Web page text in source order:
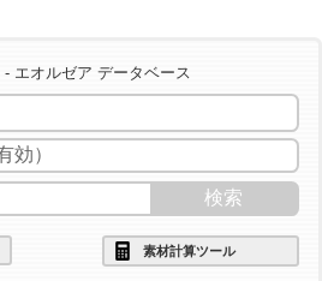
- エオルゼア データベース
素材計算ツール